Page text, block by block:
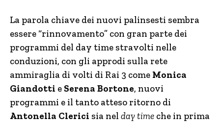
La parola chiave dei nuovi palinsesti sembra
essere “rinnovamento” con gran parte dei
programmi del day time stravolti nelle
conduzioni, con gli approdi sulla rete
ammiraglia di volti di Rai 3 come Monica
Giandotti e Serena Bortone, nuovi
programmi e il tanto atteso ritorno di
Antonella Clerici sia nel day time che in prima